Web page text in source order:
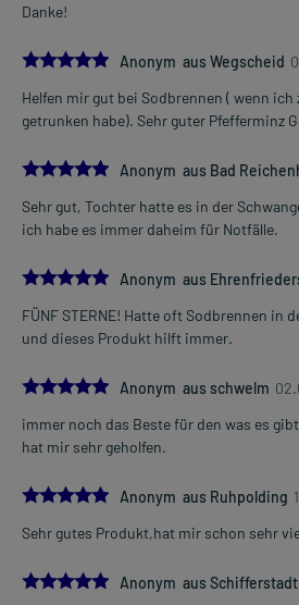
Danke!
5.0Anonym aus Wegscheid
Helfen mir gut bei Sodbrennen ( wenn ich
getrunken habe). Sehr guter Pfefferminz
5.0Anonym aus Bad
Sehr gut, Tochter hatte es in der
ich habe es immer daheim für Notfälle.
5.0Anonym aus
FÜNF STERNE! Hatte oft Sodbrennen in
und dieses Produkt hilft immer.
5.0Anonym aus schwelm
immer noch das Beste für den was es
hat mir sehr geholfen.
5.0Anonym aus Ruhpolding
Sehr gutes Produkt,hat mir schon sehr
5.0Anonym aus Schifferstadt